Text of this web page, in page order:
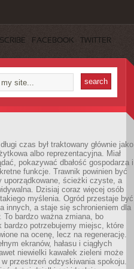
FACEBOOK TWITTER
czas był traktowany głównie jako
albo reprezentacyjna. Miał
pokazywać dbałość gospodarza i
funkcje. Trawnik powinien być
uporządkowane, ścieżki czyste, a
Dzisiaj coraz więcej osób
myślenia. Ogród przestaje być
innych, a staje się schronieniem dla
To bardzo ważna zmiana, bo
bardzo potrzebujemy miejsc, które
na ocenę, lecz na regenerację.
ekranów, hałasu i ciągłych
niewielki kawałek zieleni może
przestrzeń odzyskiwania spokoju.